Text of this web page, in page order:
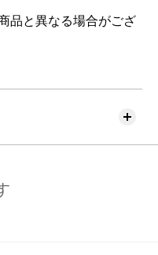
品と異なる場合がござ